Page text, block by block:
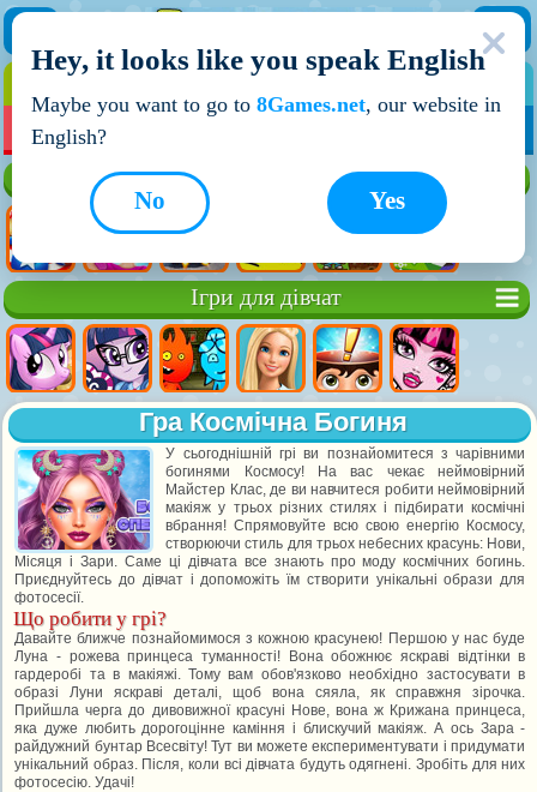
НОВІ ІГРИ
Ігри для дівчат
Гра Космічна Богиня
У сьогоднішній грі ви познайомитеся з чарівними
богинями Космосу! На вас чекає неймовірний
Майстер Клас, де ви навчитеся робити неймовірний
макіяж у трьох різних стилях і підбирати космічні
вбрання! Спрямовуйте всю свою енергію Космосу,
створюючи стиль для трьох небесних красунь: Нови,
Місяця і Зари. Саме ці дівчата все знають про моду космічних богинь.
Приєднуйтесь до дівчат і допоможіть їм створити унікальні образи для
фотосесії.
Що робити у грі?
Давайте ближче познайомимося з кожною красунею! Першою у нас буде
Луна - рожева принцеса туманності! Вона обожнює яскраві відтінки в
гардеробі та в макіяжі. Тому вам обов'язково необхідно застосувати в
образі Луни яскраві деталі, щоб вона сяяла, як справжня зірочка.
Прийшла черга до дивовижної красуні Нове, вона ж Крижана принцеса,
яка дуже любить дорогоцінне каміння і блискучий макіяж. А ось Зара -
райдужний бунтар Всесвіту! Тут ви можете експериментувати і придумати
унікальний образ. Після, коли всі дівчата будуть одягнені. Зробіть для них
фотосесію. Удачі!
Hey, it looks like you speak English
Maybe you want to go to 8Games.net, our website in
English?
Yes
No